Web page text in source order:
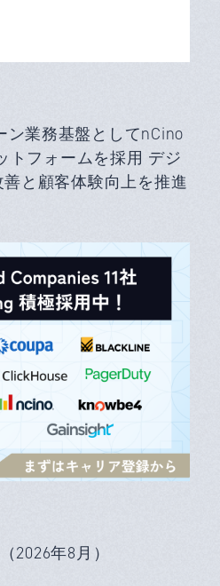
ン業務基盤としてnCino
トフォームを採用 デジ
と顧客体験向上を推進
2026年8月）